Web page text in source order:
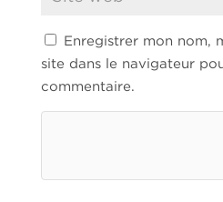
Enregistrer mon nom,
site dans le navigateur
commentaire.